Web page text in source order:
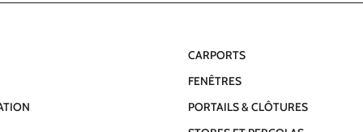
CARPORTS
FENÊTRES
PORTAILS & CLÔTURES